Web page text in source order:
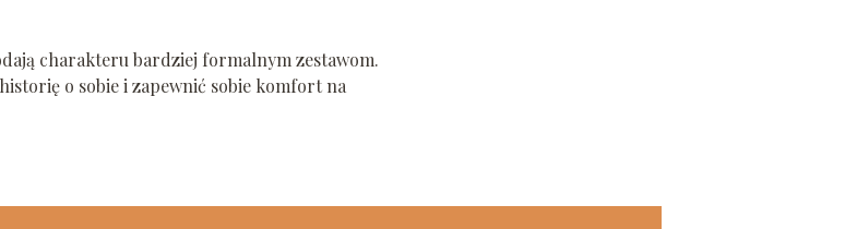
charakteru bardziej formalnym zestawom.
o sobie i zapewnić sobie komfort na